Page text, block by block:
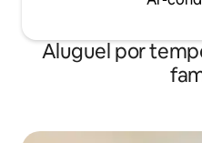
Aluguel por